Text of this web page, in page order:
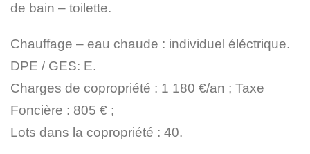
de bain – toilette.
Chauffage – eau chaude : individuel éléctrique.
DPE / GES: E.
Charges de copropriété : 1 180 €/an ; Taxe
Foncière : 805 € ;
Lots dans la copropriété : 40.